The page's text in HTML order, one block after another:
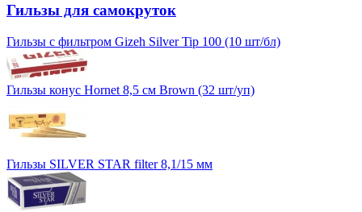
Гильзы для самокруток
Гильзы с фильтром Gizeh Silver Tip 100 (10 шт/бл)
Гильзы конус Hornet 8,5 см Brown (32 шт/уп)
Гильзы SILVER STAR filter 8,1/15 мм